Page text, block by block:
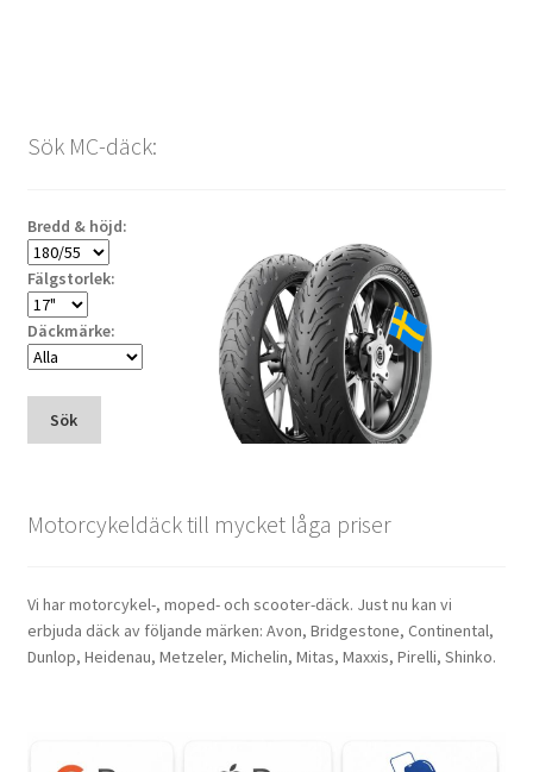
Sök MC-däck:
Bredd & höjd:
Fälgstorlek:
Däckmärke:
Sök
Motorcykeldäck till mycket låga priser
Vi har motorcykel-, moped- och scooter-däck. Just nu kan vi
erbjuda däck av följande märken: Avon, Bridgestone, Continental,
Dunlop, Heidenau, Metzeler, Michelin, Mitas, Maxxis, Pirelli, Shinko.